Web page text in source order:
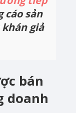
cáo sản
giả
bán
doanh